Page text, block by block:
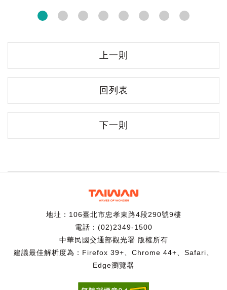
上一則
回列表
下一則
地址：106臺北市忠孝東路4段290號9樓
電話：(02)2349-1500
中華民國交通部觀光署 版權所有
建議最佳解析度為：Firefox 39+、Chrome 44+、Safari、
Edge瀏覽器